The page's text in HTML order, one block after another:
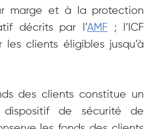
marge et à la protection
décrits par l’AMF ; l’ICF
clients éligibles jusqu’à
des clients constitue un
de sécurité de